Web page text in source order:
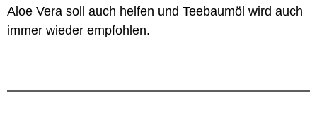
Aloe Vera soll auch helfen und Teebaumöl wird auch
immer wieder empfohlen.